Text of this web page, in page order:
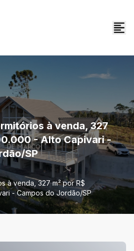
à venda, 327
- Alto Capivari -
SP
à venda, 327 m² por R$
- Campos do Jordão/SP